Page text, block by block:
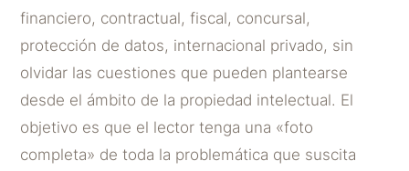
financiero, contractual, fiscal, concursal,
protección de datos, internacional privado, sin
olvidar las cuestiones que pueden plantearse
desde el ámbito de la propiedad intelectual. El
objetivo es que el lector tenga una «foto
completa» de toda la problemática que suscita